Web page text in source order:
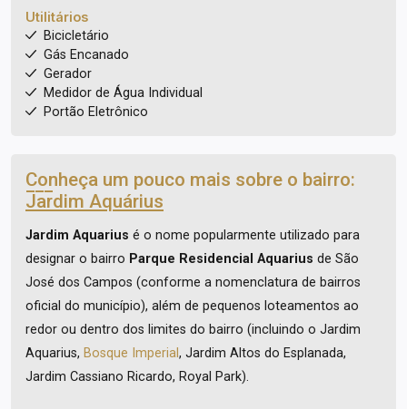
Utilitários
Bicicletário
Gás Encanado
Gerador
Medidor de Água Individual
Portão Eletrônico
Conheça um pouco mais sobre o bairro:
Jardim Aquárius
Jardim Aquarius é o nome popularmente utilizado para
designar o bairro Parque Residencial Aquarius de São
José dos Campos (conforme a nomenclatura de bairros
oficial do município), além de pequenos loteamentos ao
redor ou dentro dos limites do bairro (incluindo o Jardim
Aquarius, Bosque Imperial, Jardim Altos do Esplanada,
Jardim Cassiano Ricardo, Royal Park).